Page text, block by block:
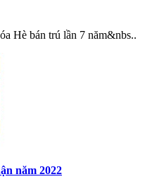
Hè bán trú lần 7 năm&nbs..
năm 2022